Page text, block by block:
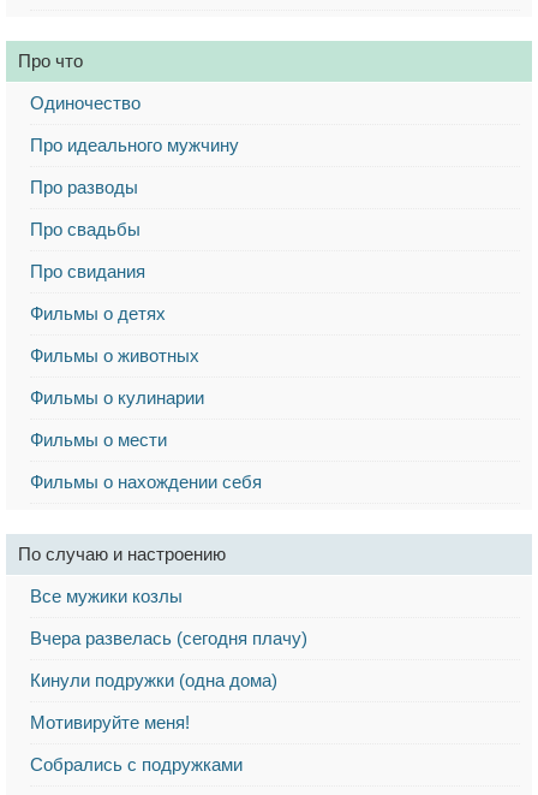
Про что
Одиночество
Про идеального мужчину
Про разводы
Про свадьбы
Про свидания
Фильмы о детях
Фильмы о животных
Фильмы о кулинарии
Фильмы о мести
Фильмы о нахождении себя
По случаю и настроению
Все мужики козлы
Вчера развелась (сегодня плачу)
Кинули подружки (одна дома)
Мотивируйте меня!
Собрались с подружками